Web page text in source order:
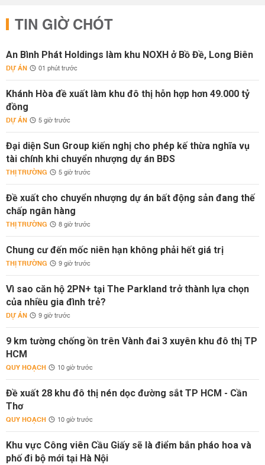
TIN GIỜ CHÓT
An Bình Phát Holdings làm khu NOXH ở Bồ Đề, Long Biên
DỰ ÁN 01 phút trước
Khánh Hòa đề xuất làm khu đô thị hỗn hợp hơn 49.000 tỷ
đồng
DỰ ÁN 5 giờ trước
Đại diện Sun Group kiến nghị cho phép kế thừa nghĩa vụ
tài chính khi chuyển nhượng dự án BĐS
THỊ TRƯỜNG 5 giờ trước
Đề xuất cho chuyển nhượng dự án bất động sản đang thế
chấp ngân hàng
THỊ TRƯỜNG 8 giờ trước
Chung cư đến mốc niên hạn không phải hết giá trị
THỊ TRƯỜNG 9 giờ trước
Vì sao căn hộ 2PN+ tại The Parkland trở thành lựa chọn
của nhiều gia đình trẻ?
DỰ ÁN 9 giờ trước
9 km tường chống ồn trên Vành đai 3 xuyên khu đô thị TP
HCM
QUY HOẠCH 10 giờ trước
Đề xuất 28 khu đô thị nén dọc đường sắt TP HCM - Cần
Thơ
QUY HOẠCH 10 giờ trước
Khu vực Công viên Cầu Giấy sẽ là điểm bắn pháo hoa và
phố đi bộ mới tại Hà Nội